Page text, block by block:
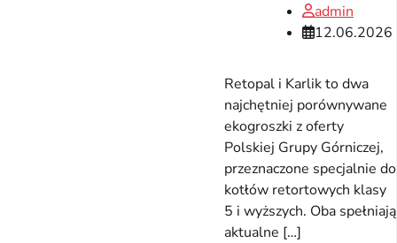
admin
12.06.2026
Retopal i Karlik to dwa
najchętniej porównywane
ekogroszki z oferty
Polskiej Grupy Górniczej,
przeznaczone specjalnie do
kotłów retortowych klasy
5 i wyższych. Oba spełniają
aktualne […]